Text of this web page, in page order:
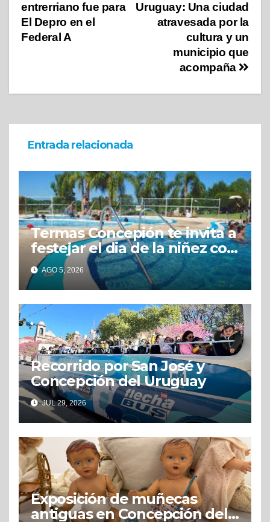
Uruguay: Una ciudad
atravesada por la
cultura y un
municipio que
acompaña
entrerriano fue para
El Depro en el
Federal A
Entrada relacionada
Termas Concepión te invita a
festejar el dia de la niñez con
grandes beneficios
AGO 5, 2026
Recorrido por San José y
Concepción del Uruguay
JUL 29, 2026
Exposición de muñecas
antiguas en Concepción del